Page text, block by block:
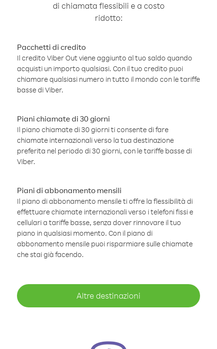
di chiamata flessibili e a costo
ridotto:
Pacchetti di credito
Il credito Viber Out viene aggiunto al tuo saldo quando
acquisti un importo qualsiasi. Con il tuo credito puoi
chiamare qualsiasi numero in tutto il mondo con le tariffe
basse di Viber.
Piani chiamate di 30 giorni
Il piano chiamate di 30 giorni ti consente di fare
chiamate internazionali verso la tua destinazione
preferita nel periodo di 30 giorni, con le tariffe basse di
Viber.
Piani di abbonamento mensili
Il piano di abbonamento mensile ti offre la flessibilità di
effettuare chiamate internazionali verso i telefoni fissi e
cellulari a tariffe basse, senza dover rinnovare il tuo
piano in qualsiasi momento. Con il piano di
abbonamento mensile puoi risparmiare sulle chiamate
che stai già facendo.
Altre destinazioni